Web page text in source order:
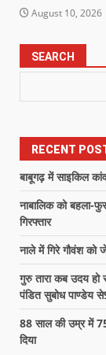
August 10, 2026
SEARCH
RECENT
बाबूगढ़ में साइकिल
नाबालिक को बहला-
गिरफ्तार
नाले में गिरे गौवंश को
गुरु तारा कब उदय हो
पंडित सुबोध पाण्डेय
88 साल की उम्र में
दिया